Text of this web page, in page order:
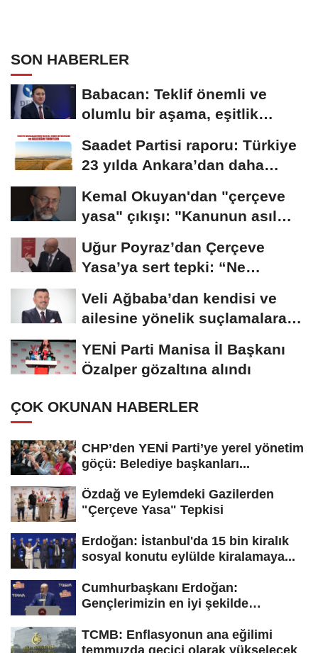
SON HABERLER
Babacan: Teklif önemli ve
olumlu bir aşama, eşitlik
Saadet Partisi raporu: Türkiye
23 yılda Ankara’dan daha
Kemal Okuyan'dan "çerçeve
yasa" çıkışı: "Kanunun asıl
Uğur Poyraz’dan Çerçeve
Yasa’ya sert tepki: “Ne
Veli Ağbaba’dan kendisi ve
ailesine yönelik suçlamalara
tepki: “Bir...
YENİ Parti Manisa İl Başkanı
Özalper gözaltına alındı
ÇOK OKUNAN HABERLER
CHP’den YENİ Parti’ye yerel yönetim
göçü: Belediye başkanları...
Özdağ ve Eylemdeki Gazilerden
"Çerçeve Yasa" Tepkisi
Erdoğan: İstanbul'da 15 bin kiralık
sosyal konutu eylülde kiralamaya...
Cumhurbaşkanı Erdoğan:
Gençlerimizin en iyi şekilde
TCMB: Enflasyonun ana eğilimi
temmuzda geçici olarak yükselecek